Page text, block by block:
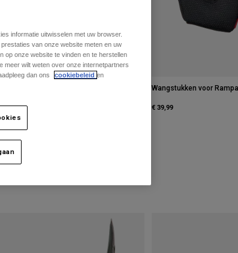
Wangstukken voor
€ 39,99
informatie uitwisselen met uw browser.
van onze website meten en uw
op onze website te vinden en te herstellen
meer wilt weten over onze internetpartners
dan ons
cookiebeleid en